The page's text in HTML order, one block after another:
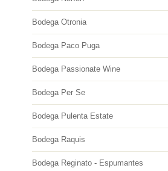
Bodega Otronia
Bodega Paco Puga
Bodega Passionate Wine
Bodega Per Se
Bodega Pulenta Estate
Bodega Raquis
Bodega Reginato - Espumantes